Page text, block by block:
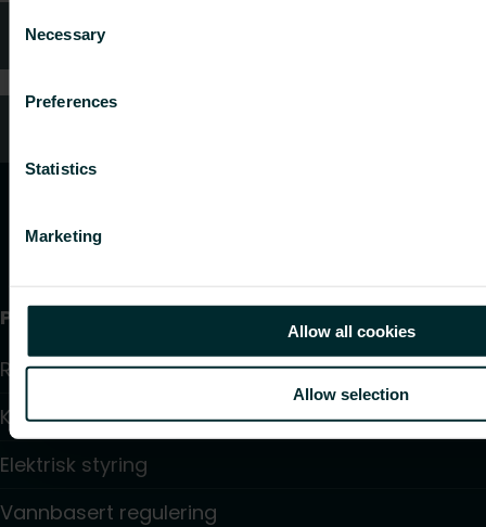
Selection
Necessary
Preferences
Statistics
Marketing
Allow all cookies
Allow selection
FAQ (Ofte stilte spørsmål)
Produkter
Radiatorer
Konvektorer og Viftekonvektorer
Elektrisk styring
Vannbasert regulering